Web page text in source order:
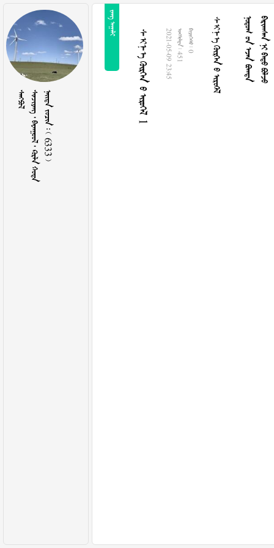
          6333 
 
ᠰᠢᠨ᠎ᠡ   1 2021-05-09 23:45  451  0 ᠰᠢᠨ᠎ᠡ        